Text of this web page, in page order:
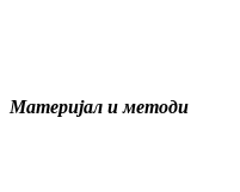
Материјал и методи